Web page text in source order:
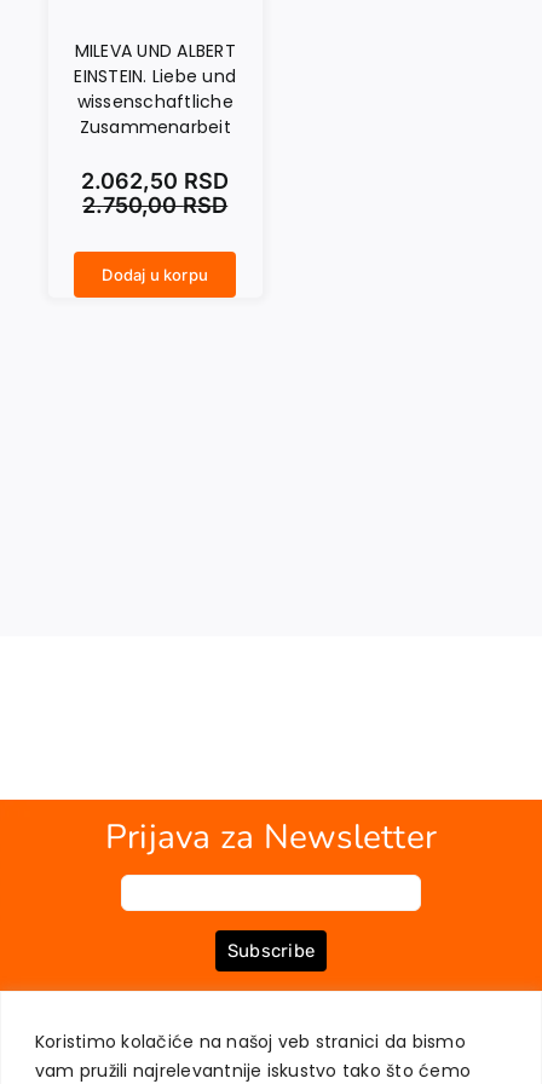
Koristimo kolačiće na našoj veb stranici da bismo
vam pružili najrelevantnije iskustvo tako što ćemo
MILEVA UND ALBERT
EINSTEIN. Liebe und
wissenschaftliche
Zusammenarbeit
2.750,00RSD
2.062,50 RSD
Dodaj u korpu
Prijava za Newsletter
Subscribe
MOJ NALOG
ZAŠTITA PRIVATNOSTI KORISNIKA